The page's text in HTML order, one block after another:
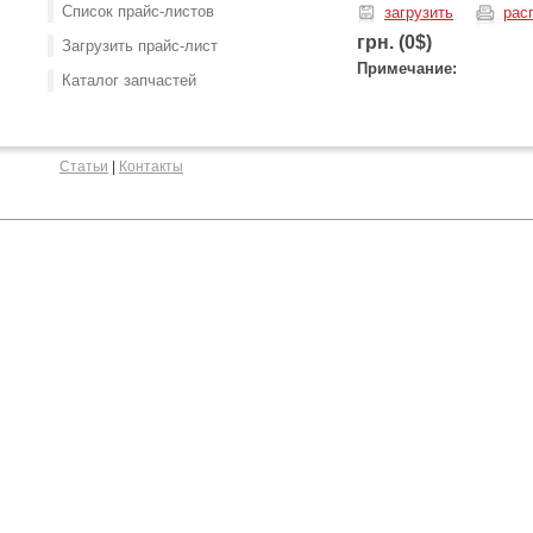
Список прайс-листов
Загрузить прайс-лист
Каталог запчастей
загрузить
грн. (0$)
Примечание:
Статьи Контакты